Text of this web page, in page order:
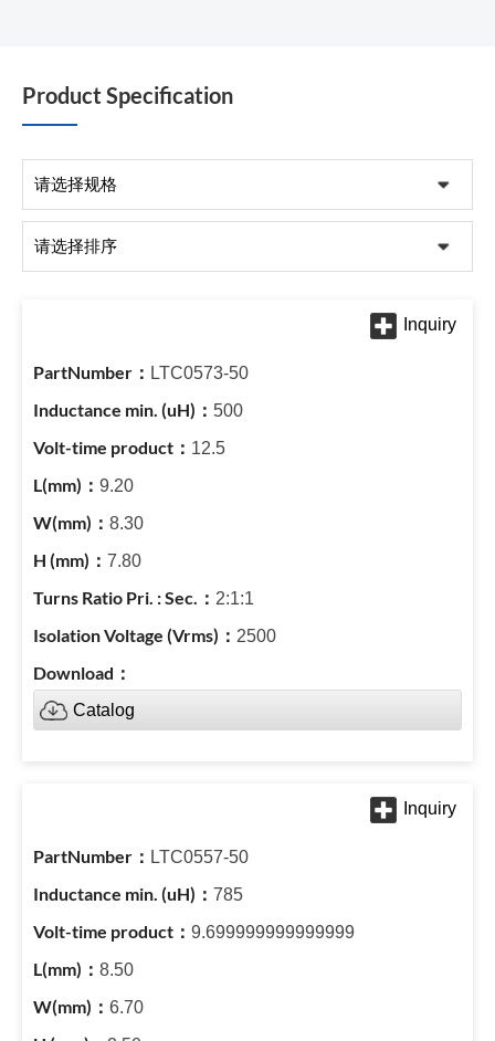
Product Specification
LTC0573-50
500
12.5
9.20
8.30
7.80
2:1:1
2500
Catalog
LTC0557-50
785
9.699999999999999
8.50
6.70